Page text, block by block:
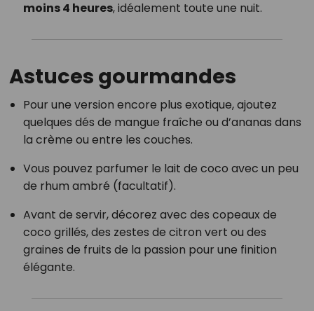
moins 4 heures, idéalement toute une nuit.
Astuces gourmandes
Pour une version encore plus exotique, ajoutez
quelques dés de mangue fraîche ou d’ananas dans
la crème ou entre les couches.
Vous pouvez parfumer le lait de coco avec un peu
de rhum ambré (facultatif).
Avant de servir, décorez avec des copeaux de
coco grillés, des zestes de citron vert ou des
graines de fruits de la passion pour une finition
élégante.